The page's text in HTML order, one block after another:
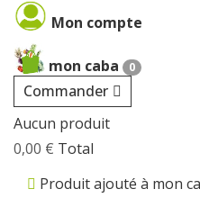
Mon compte
mon caba 0
Commander
Aucun produit
0,00 € Total
Produit ajouté à mon
Cookies management panel